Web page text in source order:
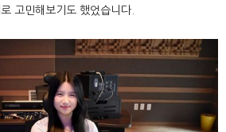
고민해보기도 했었습니다.